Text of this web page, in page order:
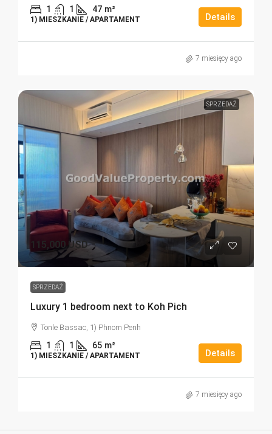
1 1 47 m²
1) MIESZKANIE / APARTAMENT Details
7 miesięcy ago
SPRZEDAŻ
115,000 USD
SPRZEDAŻ
Luxury 1 bedroom next to Koh Pich
Tonle Bassac, 1) Phnom Penh
1 1 65 m²
1) MIESZKANIE / APARTAMENT Details
7 miesięcy ago